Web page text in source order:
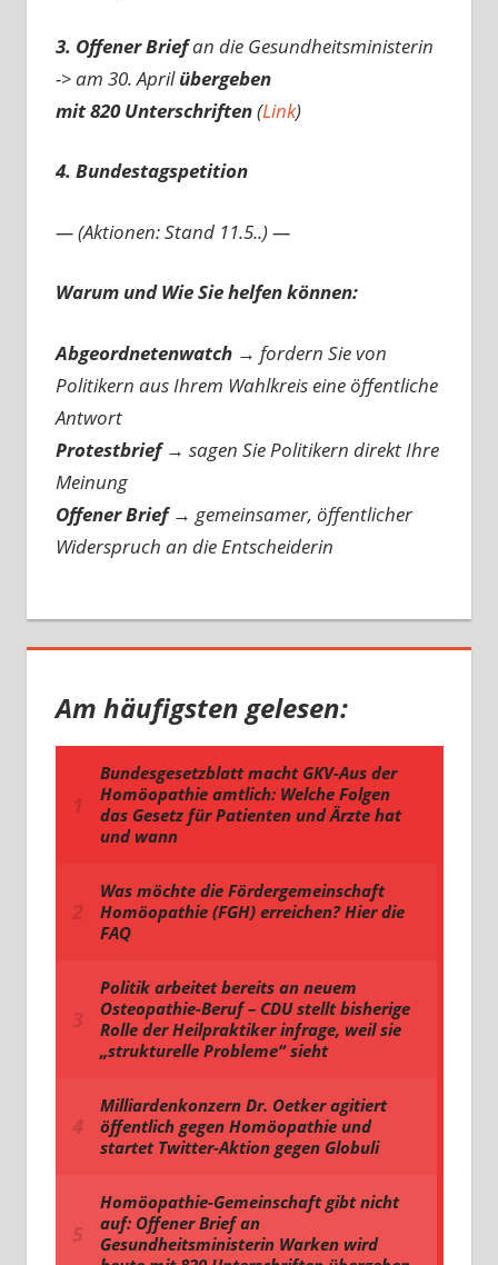
3. Offener Briefan die Gesundheitsministerin
-> am 30. Aprilübergeben
mit 820 Unterschriften(Link)
4. Bundestagspetition
— (Aktionen: Stand 11.5..) —
Warum und Wie Sie helfen können:
Abgeordnetenwatch → fordern Sie von
Politikern aus Ihrem Wahlkreis eine öffentliche
Antwort
Protestbrief → sagen Sie Politikern direkt Ihre
Meinung
Offener Brief → gemeinsamer, öffentlicher
Widerspruch an die Entscheiderin
Am häufigsten gelesen: